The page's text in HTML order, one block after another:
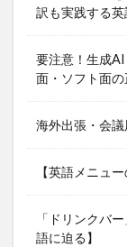
訳も実践する
要注意！生成
面・ソフト面
海外出張・会
【英語メニュ
「ドリンクバ
語に迫る】